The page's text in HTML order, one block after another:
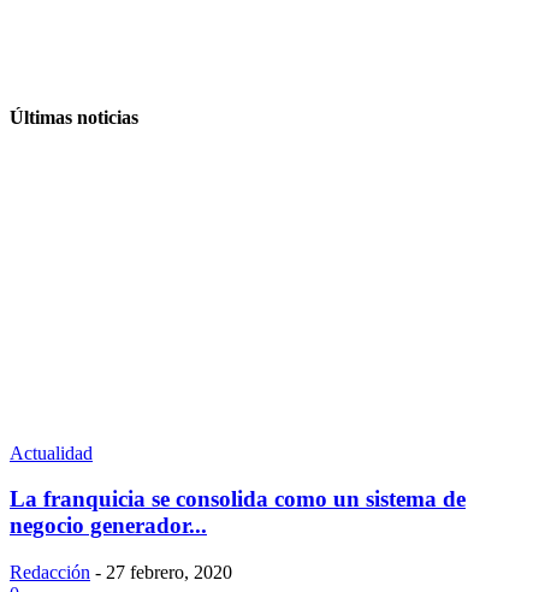
Últimas noticias
Actualidad
La franquicia se consolida como un sistema de
negocio generador...
Redacción - 27 febrero, 2020